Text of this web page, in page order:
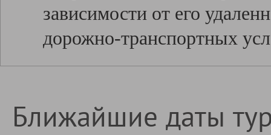
зависимости от его
дорожно-транспортных
Ближайшие даты